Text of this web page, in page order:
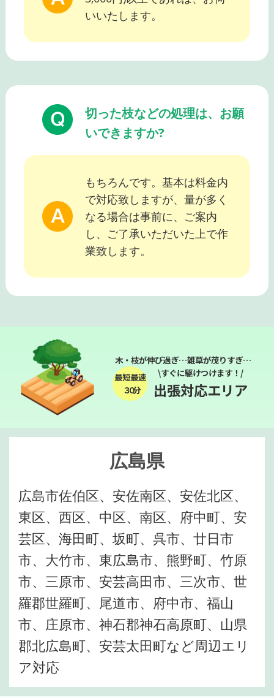
いいたします。
切った枝などの処理は、お願
いできますか?
もちろんです。基本は料金内
で対応致しますが、量が多く
なる場合は事前に、ご案内
し、ご了承いただいた上で作
業致します。
木・枝が伸び過ぎ…雑草が茂りすぎ…
最短最速
３０分
\すぐに駆けつけます！/
出張対応エリア
広島県
広島市佐伯区、安佐南区、安佐北区、
東区、西区、中区、南区、府中町、安
芸区、海田町、坂町、呉市、廿日市
市、大竹市、東広島市、熊野町、竹原
市、三原市、安芸高田市、三次市、世
羅郡世羅町、尾道市、府中市、福山
市、庄原市、神石郡神石高原町、山県
郡北広島町、安芸太田町など周辺エリ
ア対応